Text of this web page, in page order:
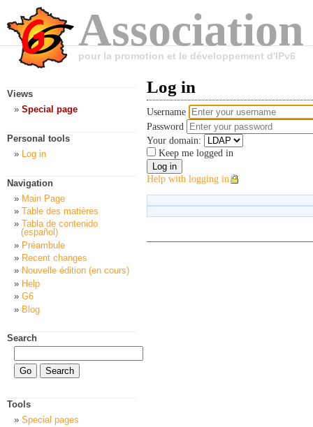
pour la promotion et le développement d'IPv6
Log in
Username
Password
Your domain:
Keep me logged in
Help with logging in
Views
Special page
Personal tools
Log in
Navigation
Main Page
Table des matières
Tabla de contenido
(español)
Préambule
Recent changes
Nouvelle édition (en cours)
Help
G6
Blog
Search
Tools
Special pages